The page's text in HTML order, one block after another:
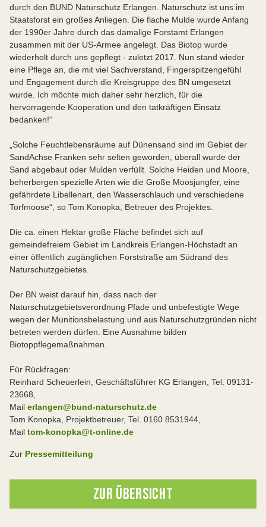
durch den BUND Naturschutz Erlangen. Naturschutz ist uns im
Staatsforst ein großes Anliegen. Die flache Mulde wurde Anfang
der 1990er Jahre durch das damalige Forstamt Erlangen
zusammen mit der US-Armee angelegt. Das Biotop wurde
wiederholt durch uns gepflegt - zuletzt 2017. Nun stand wieder
eine Pflege an, die mit viel Sachverstand, Fingerspitzengefühl
und Engagement durch die Kreisgruppe des BN umgesetzt
wurde. Ich möchte mich daher sehr herzlich, für die
hervorragende Kooperation und den tatkräftigen Einsatz
bedanken!“
„Solche Feuchtlebensräume auf Dünensand sind im Gebiet der
SandAchse Franken sehr selten geworden, überall wurde der
Sand abgebaut oder Mulden verfüllt. Solche Heiden und Moore,
beherbergen spezielle Arten wie die Große Moosjungfer, eine
gefährdete Libellenart, den Wasserschlauch und verschiedene
Torfmoose“, so Tom Konopka, Betreuer des Projektes.
Die ca. einen Hektar große Fläche befindet sich auf
gemeindefreiem Gebiet im Landkreis Erlangen-Höchstadt an
einer öffentlich zugänglichen Forststraße am Südrand des
Naturschutzgebietes.
Der BN weist darauf hin, dass nach der
Naturschutzgebietsverordnung Pfade und unbefestigte Wege
wegen der Munitionsbelastung und aus Naturschutzgründen nicht
betreten werden dürfen. Eine Ausnahme bilden
Biotoppflegemaßnahmen.
Für Rückfragen:
Reinhard Scheuerlein, Geschäftsführer KG Erlangen, Tel. 09131-
23668,
Mail erlangen@bund-naturschutz.de
Tom Konopka, Projektbetreuer, Tel. 0160 8531944,
Mail tom-konopka@t-online.de
Zur Pressemitteilung
ZUR ÜBERSICHT